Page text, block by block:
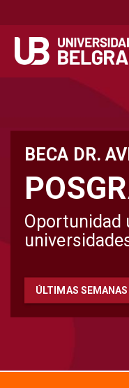
BECA DR.
Oportunidad
ÚLTIMAS